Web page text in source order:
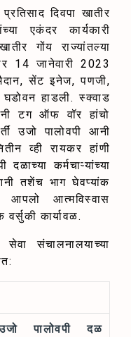
दिवपा खातीर
एकंदर कार्यकारी
गोंय राज्यांतल्या
14 जानेवारी 2023
मैदान, सेंट इनेज, पणजी,
घडोवन हाडली. स्क्वाड
टग ऑफ वॉर हांचो
उजो पालोवपी आनी
व्ही रायकर हांणी
कर्मचाऱ्यांच्या
तशेंच भाग घेवप्यांक
आत्मविस्वास
वर्सुकी कार्यावळ.
संचालनालयाच्या
पालोवपी दळ